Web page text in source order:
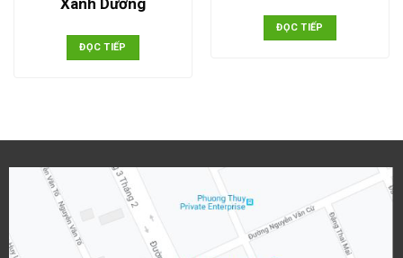
ĐỌC TIẾP
ĐỌC TIẾP